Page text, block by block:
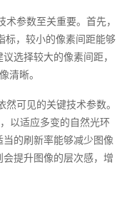
参数至关重要。首先，
标，较小的像素间距能够
选择较大的像素间距，
清晰。
可见的关键技术参数。
以适应多变的自然光环
的刷新率能够减少图像
提升图像的层次感，增